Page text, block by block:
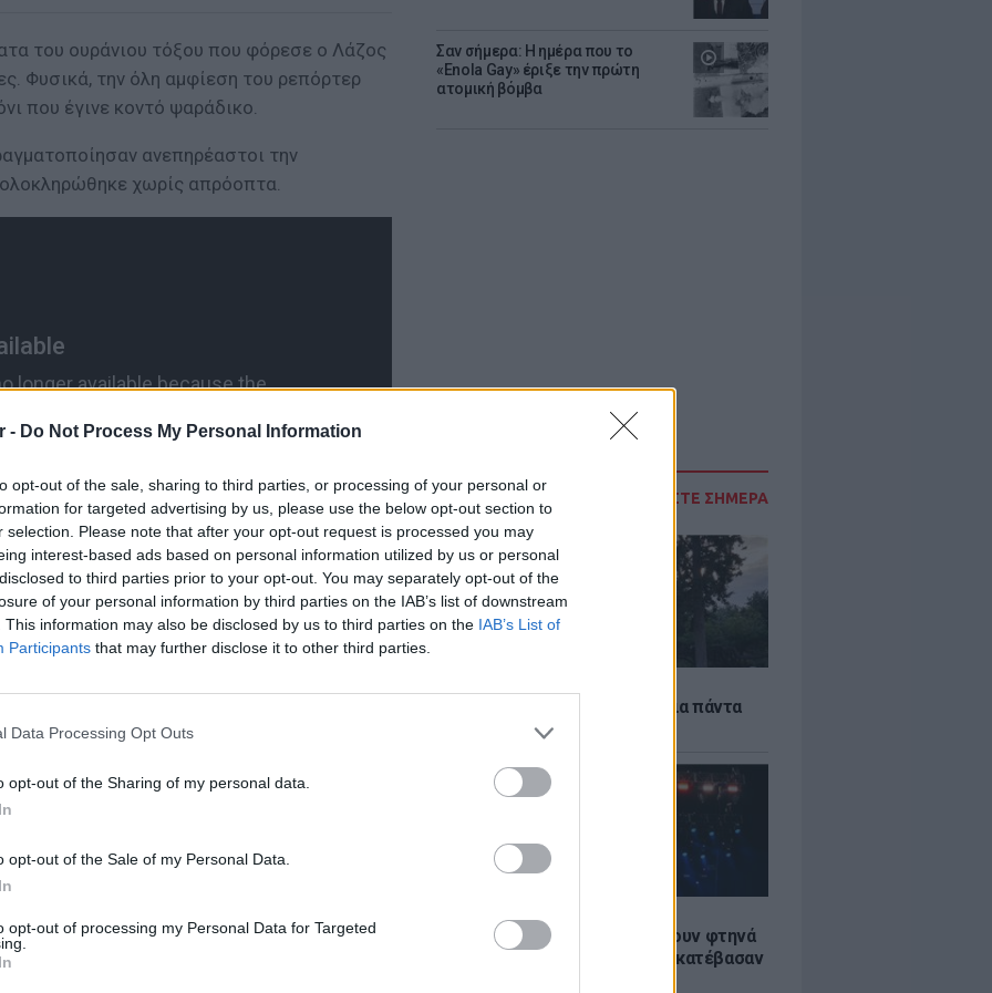
- Do Not Process My Personal Information
opt-out of the sale, sharing to third parties, or processing of your personal or
for targeted advertising by us, please use the below opt-out section to
selection. Please note that after your opt-out request is processed you may
interest-based ads based on personal information utilized by us or personal
to third parties prior to your opt-out. You may separately opt-out of the
of your personal information by third parties on the IAB’s list of downstream
This information may also be disclosed by us to third parties on the IAB’s List of
Participants that may further disclose it to other third parties.
Data Processing Opt Outs
opt-out of the Sharing of my personal data.
opt-out of the Sale of my Personal Data.
opt-out of processing my Personal Data for Targeted
Σαν σήμερα: Η ημέρα που το
«Enola Gay» έριξε την πρώτη
ατομική βόμβα
ΔΙΑΒΑΣΤΕ ΣΗΜΕΡΑ
Ο αρχιτέκτονας που άλλαξε για πάντα
Οι συναυλίες επιτέλους βγάζουν φτηνά
εισιτήρια - Ποιοι καλλιτέχνες κατέβασαν
του ουράνιου τόξου που φόρεσε ο Λάζος
Φυσικά, την όλη αμφίεση του ρεπόρτερ
που έγινε κοντό ψαράδικο.
ανεπηρέαστοι την
χωρίς απρόοπτα.
στο